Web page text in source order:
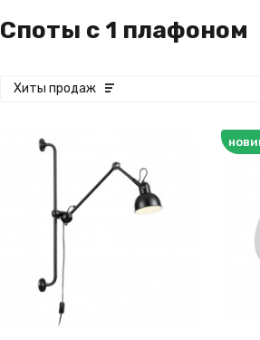
Споты с 1 плафоном
Хиты продаж